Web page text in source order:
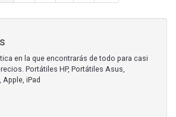
en la que encontrarás de todo para casi
Portátiles HP, Portátiles Asus,
iPad